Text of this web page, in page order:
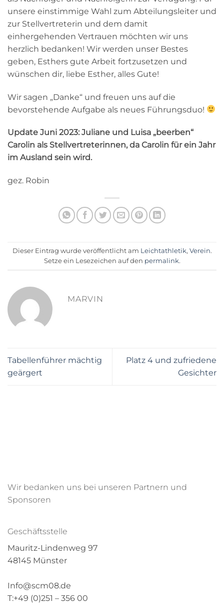
unsere einstimmige Wahl zum Abteilungsleiter und
zur Stellvertreterin und dem damit
einhergehenden Vertrauen möchten wir uns
herzlich bedanken! Wir werden unser Bestes
geben, Esthers gute Arbeit fortzusetzen und
wünschen dir, liebe Esther, alles Gute!
Wir sagen „Danke“ und freuen uns auf die
bevorstehende Aufgabe als neues Führungsduo!
Update Juni 2023: Juliane und Luisa „beerben“
Carolin als Stellvertreterinnen, da Carolin für ein Jahr
im Ausland sein wird.
gez. Robin
Dieser Eintrag wurde veröffentlicht am Leichtathletik, Verein.
Setze ein Lesezeichen auf den permalink.
MARVIN
Tabellenführer mächtig
geärgert
Platz 4 und zufriedene
Gesichter
Wir bedanken uns bei unseren Partnern und
Sponsoren
Geschäftsstelle
Mauritz-Lindenweg 97
48145 Münster
Info@scm08.de
T:+49 (0)251 – 356 00